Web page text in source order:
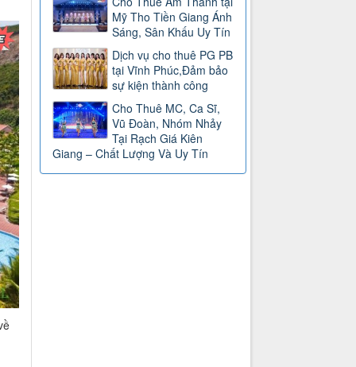
Mỹ Tho Tiền Giang Ánh
Sáng, Sân Khấu Uy Tín
Dịch vụ cho thuê PG PB
tại Vĩnh Phúc,Đảm bảo
sự kiện thành công
Cho Thuê MC, Ca Sĩ,
Vũ Đoàn, Nhóm Nhảy
Tại Rạch Giá Kiên
Giang – Chất Lượng Và Uy Tín